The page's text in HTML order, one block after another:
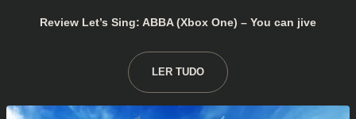
Review Let’s Sing: ABBA (Xbox One) – You can jive
LER TUDO